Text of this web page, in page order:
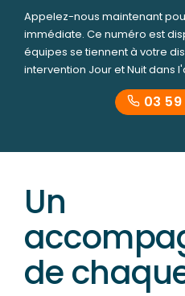
Appelez-nous maintenant
immédiate. Ce numéro est
équipes se tiennent à votre
intervention Jour et Nuit dans
03 59
Un
de